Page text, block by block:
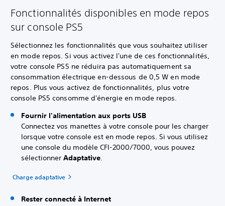
Fonctionnalités disponibles en mode repos
sur console PS5
Sélectionnez les fonctionnalités que vous souhaitez utiliser
en mode repos. Si vous activez l'une de ces fonctionnalités,
votre console PS5 ne réduira pas automatiquement sa
consommation électrique en-dessous de 0,5 W en mode
repos. Plus vous activez de fonctionnalités, plus votre
console PS5 consomme d'énergie en mode repos.
Fournir l'alimentation aux ports USB
Connectez vos manettes à votre console pour les charger
lorsque votre console est en mode repos. Si vous utilisez
une console du modèle CFI-2000/7000, vous pouvez
sélectionner Adaptative.
Charge adaptative
Rester connecté à Internet